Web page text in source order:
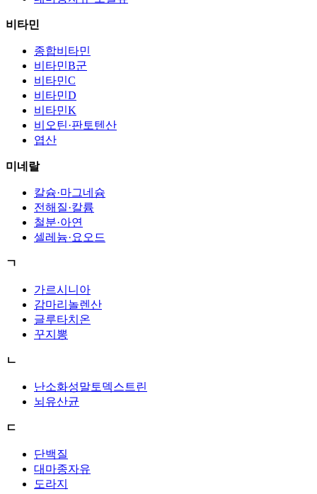
비타민
종합비타민
비타민B군
비타민C
비타민D
비타민K
비오틴·판토텐산
엽산
미네랄
칼슘·마그네슘
전해질·칼륨
철분·아연
셀레늄·요오드
ㄱ
가르시니아
감마리놀렌산
글루타치온
꾸지뽕
ㄴ
난소화성말토덱스트린
뇌유산균
ㄷ
단백질
대마종자유
도라지